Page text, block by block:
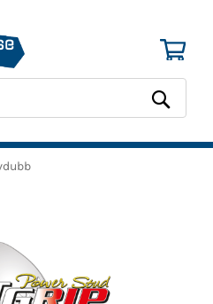
Min